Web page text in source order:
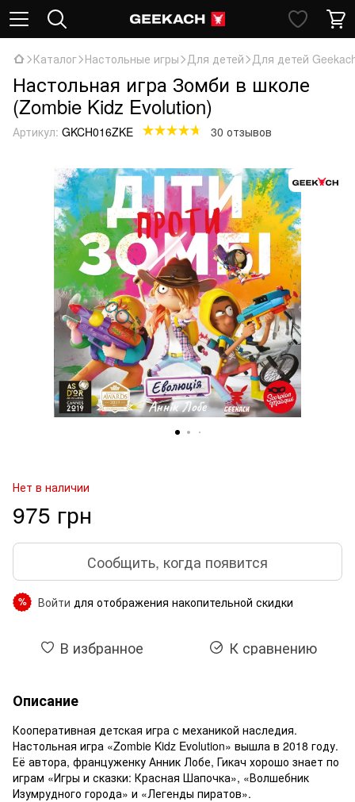
Каталог Настольные игры Для детей Для детей
Настольная игра Зомби в школе
(Zombie Kidz Evolution)
Артикул: GKCH016ZKE 30 отзывов
Нет в наличии
975 грн
Сообщить, когда появится
% Войти для отображения накопительной скидки
В избранное К сравнению
Описание
Кооперативная детская игра с механикой наследия.
Настольная игра «Zombie Kidz Evolution» вышла в 2018 году.
Её автора, француженку Анник Лобе, Гикач хорошо знает по
играм «Игры и сказки: Красная Шапочка», «Волшебник
Изумрудного города» и «Легенды пиратов».